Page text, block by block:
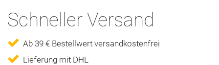
Schneller Versand
Ab 39 € Bestellwert versandkostenfrei
Lieferung mit DHL